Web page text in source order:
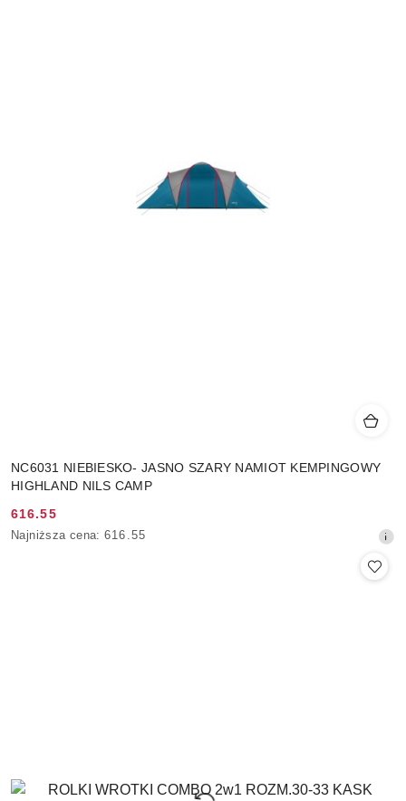
NC6031 NIEBIESKO- JASNO SZARY NAMIOT KEMPINGOWY
HIGHLAND NILS CAMP
Cena
promocyjna:
616.55
Najniższa
Najniższa cena: 616.55